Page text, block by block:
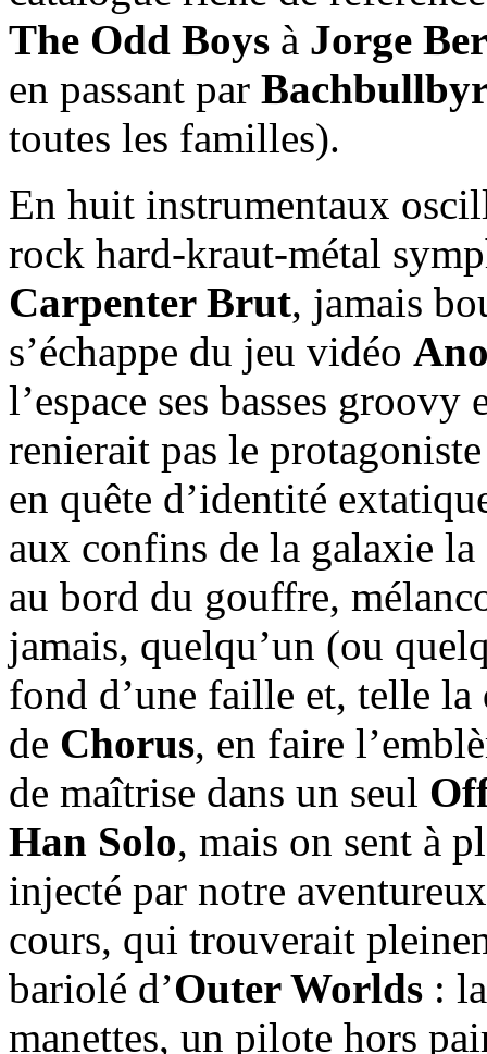
The Odd Boys à Jorge
en passant par
toutes les familles).
En huit instrumentaux
rock hard-kraut-métal
Carpenter Brut, jamais
s’échappe du jeu vidéo
l’espace ses basses
renierait pas le protagoniste
en quête d’identité
aux confins de la galaxie la
au bord du gouffre,
jamais, quelqu’un (ou
fond d’une faille et, telle
de Chorus, en faire
de maîtrise dans un seul
Han Solo, mais on sent à
injecté par notre
cours, qui trouverait
bariolé d’Outer Worlds :
manettes, un pilote hors